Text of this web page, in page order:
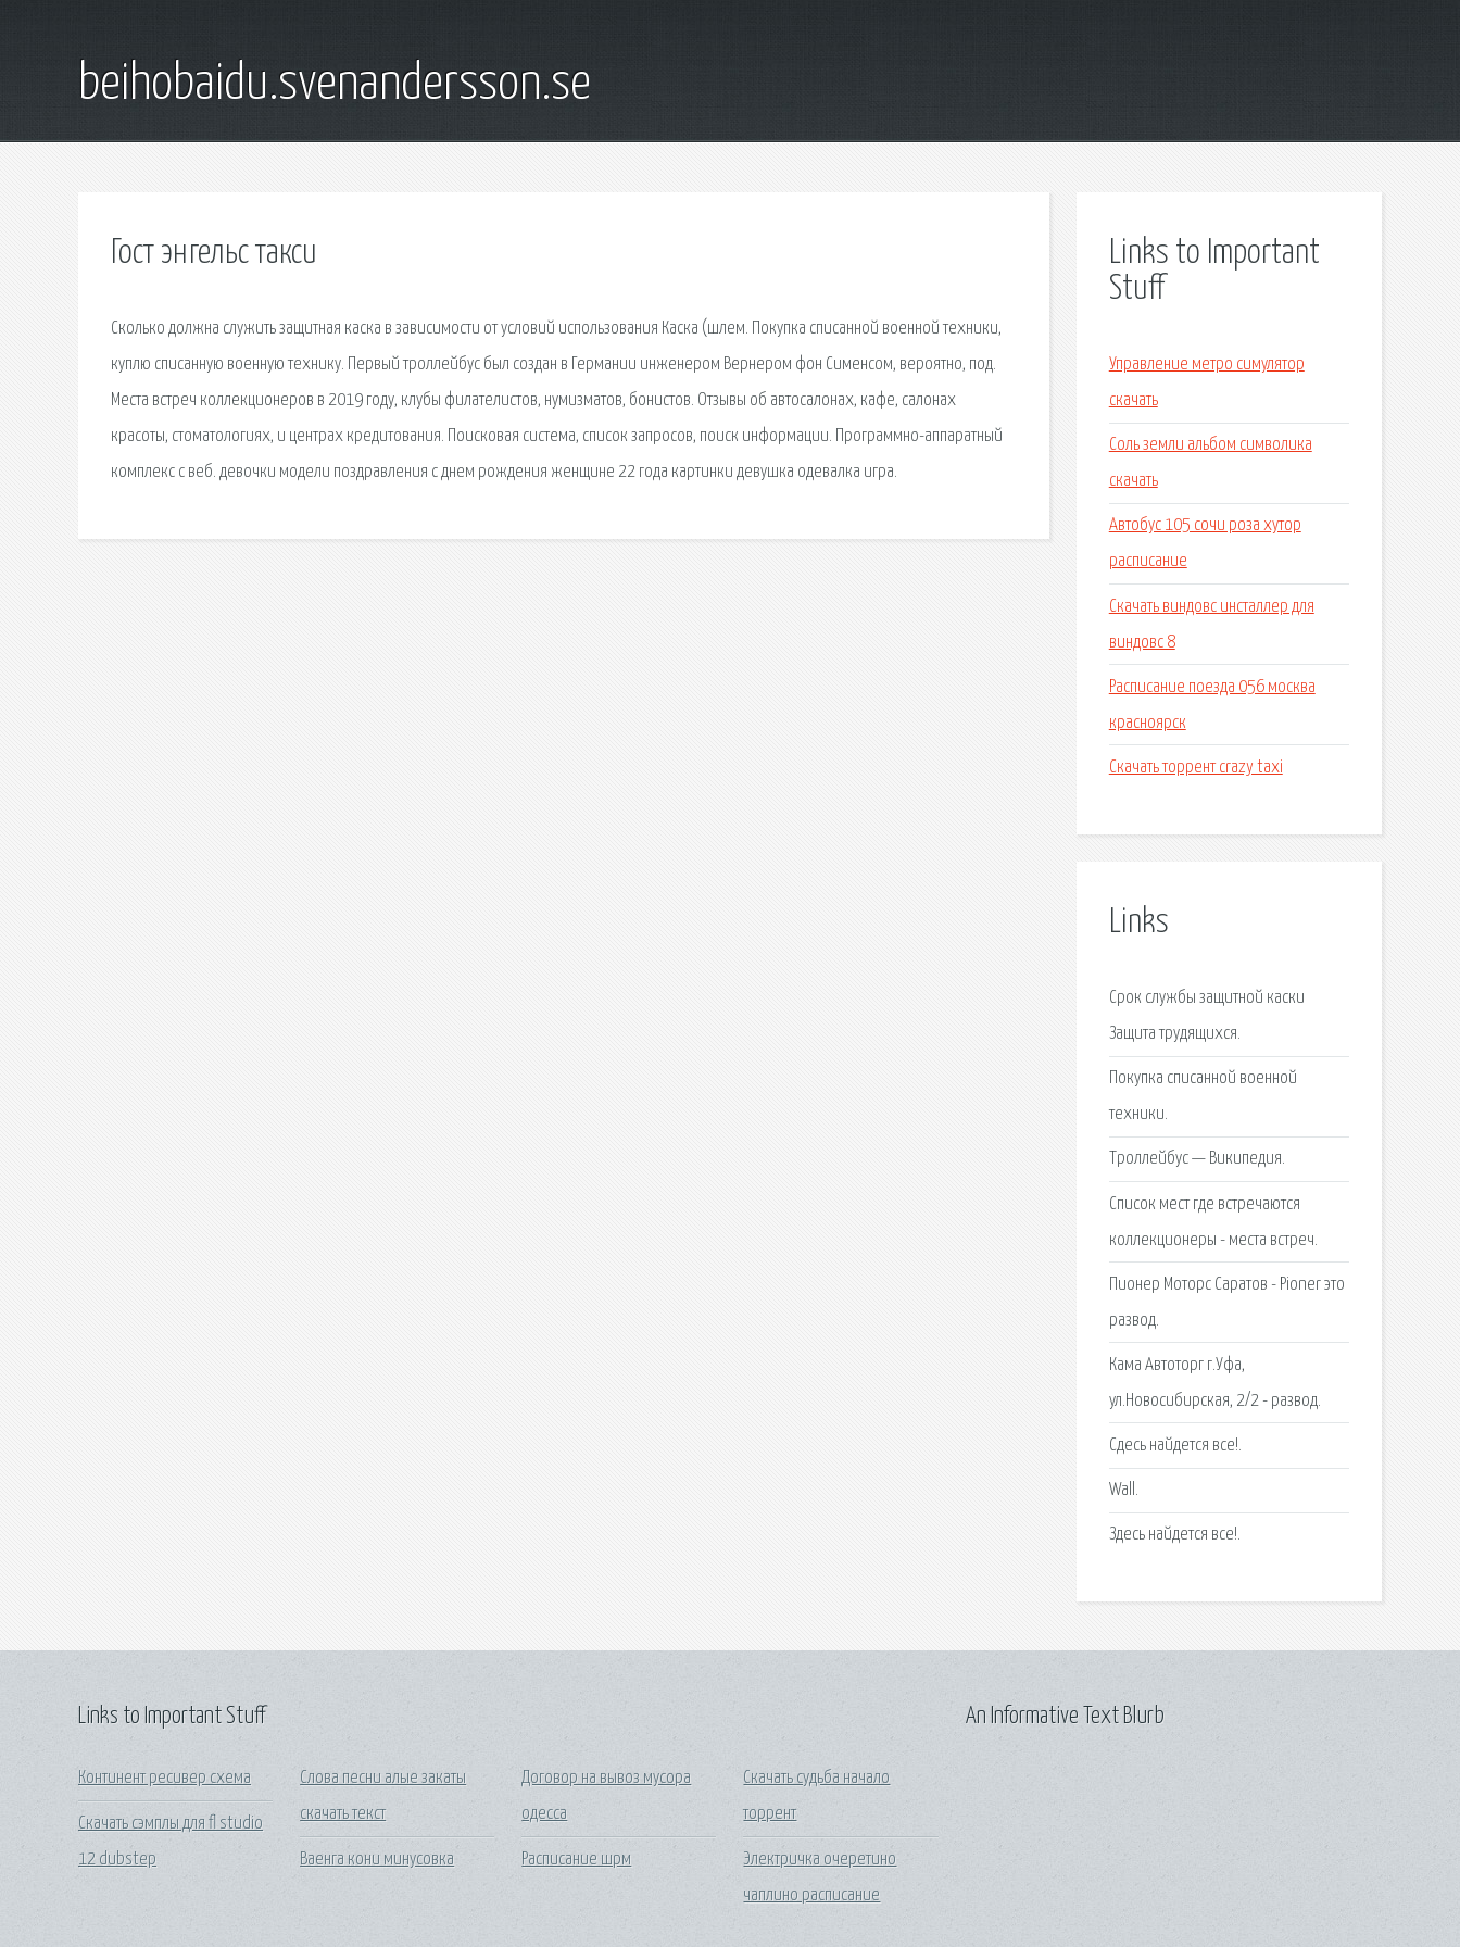
beihobaidu.svenandersson.se
Гост энгельс такси
Сколько должна служить защитная каска в зависимости от условий использования Каска (шлем. Покупка списанной военной техники,
куплю списанную военную технику. Первый троллейбус был создан в Германии инженером Вернером фон Сименсом, вероятно, под.
Места встреч коллекционеров в 2019 году, клубы филателистов, нумизматов, бонистов. Отзывы об автосалонах, кафе, салонах
красоты, стоматологиях, и центрах кредитования. Поисковая сиcтема, список запросов, поиск информации. Программно-аппаратный
комплекс с веб. девочки модели поздравления с днем рождения женщине 22 года картинки девушка одевалка игра.
Links to Important
Stuff
Управление метро симулятор
скачать
Соль земли альбом символика
скачать
Автобус 105 сочи роза хутор
расписание
Скачать виндовс инсталлер для
виндовс 8
Расписание поезда 056 москва
красноярск
Скачать торрент crazy taxi
Links
Срок службы защитной каски
Защита трудящихся.
Покупка списанной военной
техники.
Троллейбус — Википедия.
Список мест где встречаются
коллекционеры - места встреч.
Пионер Моторс Саратов - Pioner это
развод.
Кама Автоторг г.Уфа,
ул.Новосибирская, 2/2 - развод.
Сдесь найдется все!.
Wall.
Здесь найдется все!.
Links to Important Stuff
Континент ресивер схема
Скачать сэмплы для fl studio
12 dubstep
Слова песни алые закаты
скачать текст
Ваенга кони минусовка
Договор на вывоз мусора
одесса
Расписание шрм
Скачать судьба начало
торрент
Электричка очеретино
чаплино расписание
An Informative Text Blurb